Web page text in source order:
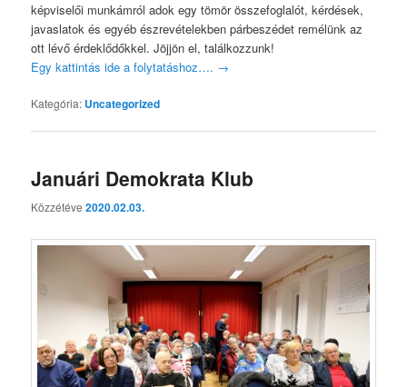
képviselői munkámról adok egy tömör összefoglalót, kérdések,
javaslatok és egyéb észrevételekben párbeszédet remélünk az
ott lévő érdeklődőkkel. Jöjjön el, találkozzunk!
Egy kattintás ide a folytatáshoz…. →
Kategória: Uncategorized
Januári Demokrata Klub
Közzétéve2020.02.03.